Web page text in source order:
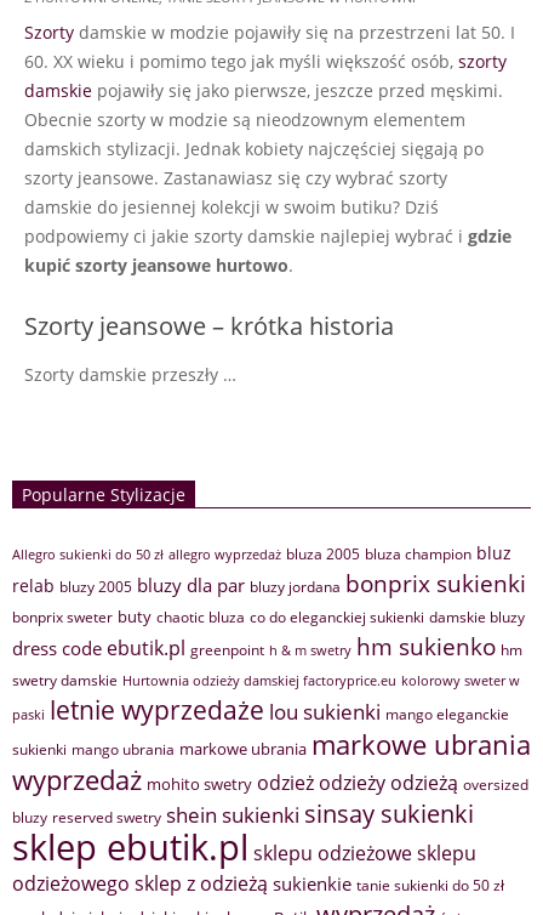
Szorty damskie w modzie pojawiły się na przestrzeni lat 50. I
60. XX wieku i pomimo tego jak myśli większość osób, szorty
damskie pojawiły się jako pierwsze, jeszcze przed męskimi.
Obecnie szorty w modzie są nieodzownym elementem
damskich stylizacji. Jednak kobiety najczęściej sięgają po
szorty jeansowe. Zastanawiasz się czy wybrać szorty
damskie do jesiennej kolekcji w swoim butiku? Dziś
podpowiemy ci jakie szorty damskie najlepiej wybrać i gdzie
kupić szorty jeansowe hurtowo.
Szorty jeansowe – krótka historia
Szorty damskie przeszły …
Popularne Stylizacje
Allegro sukienki do 50 zł allegro wyprzedaż bluza 2005 bluza champion bluz
relab bluzy 2005 bluzy dla par bluzy jordana bonprix sukienki
bonprix sweter buty chaotic bluza co do eleganckiej sukienki damskie bluzy
dress code ebutik.pl greenpoint h & m swetry hm sukienko hm
swetry damskie Hurtownia odzieży damskiej factoryprice.eu kolorowy sweter w
paski letnie wyprzedaże lou sukienki mango eleganckie
sukienki mango ubrania markowe ubrania markowe ubrania
wyprzedaż mohito swetry odzież odzieży odzieżą oversized
bluzy reserved swetry shein sukienki sinsay sukienki
sklep ebutik.pl sklepu odzieżowesklepu
odzieżowego sklep z odzieżą sukienkie tanie sukienki do 50 zł